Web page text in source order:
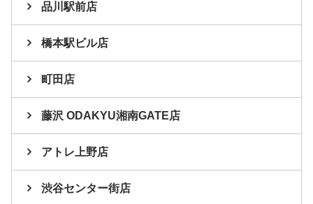
品川駅前店
橋本駅ビル店
町田店
藤沢 ODAKYU湘南GATE店
アトレ上野店
渋谷センター街店